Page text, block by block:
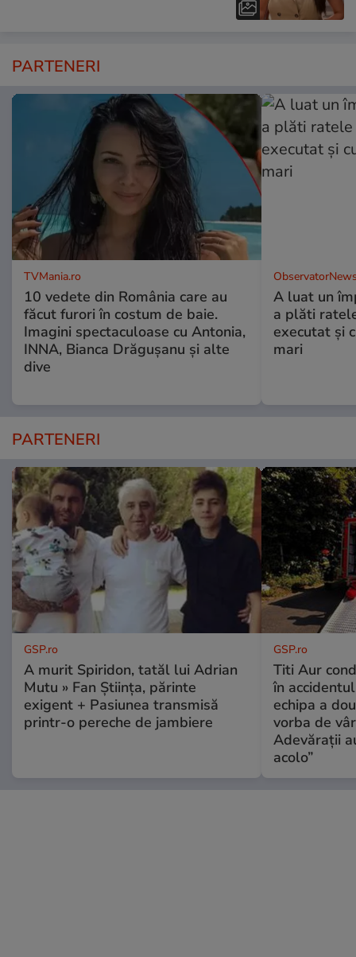
PARTENERI
TVMania.ro
10 vedete din România care au
făcut furori în costum de baie.
Imagini spectaculoase cu Antonia,
INNA, Bianca Drăgușanu și alte
dive
A luat un
a plăti
executat şi
mari
PARTENERI
GSP.ro
A murit Spiridon, tatăl lui Adrian
Mutu » Fan Știința, părinte
exigent + Pasiunea transmisă
printr-o pereche de jambiere
GSP.ro
Titi Aur
în
echipa a
vorba de
Adevărații
acolo”